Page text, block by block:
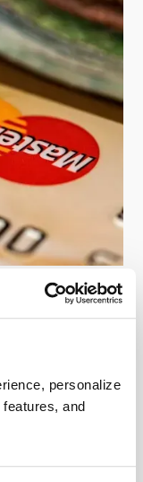
personalize
and
via